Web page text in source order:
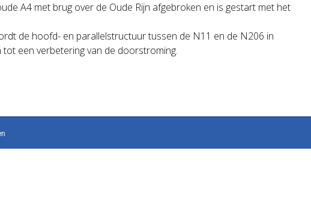
A4 met brug over de Oude Rijn afgebroken en is gestart met het
de hoofd- en parallelstructuur tussen de N11 en de N206 in
een verbetering van de doorstroming.